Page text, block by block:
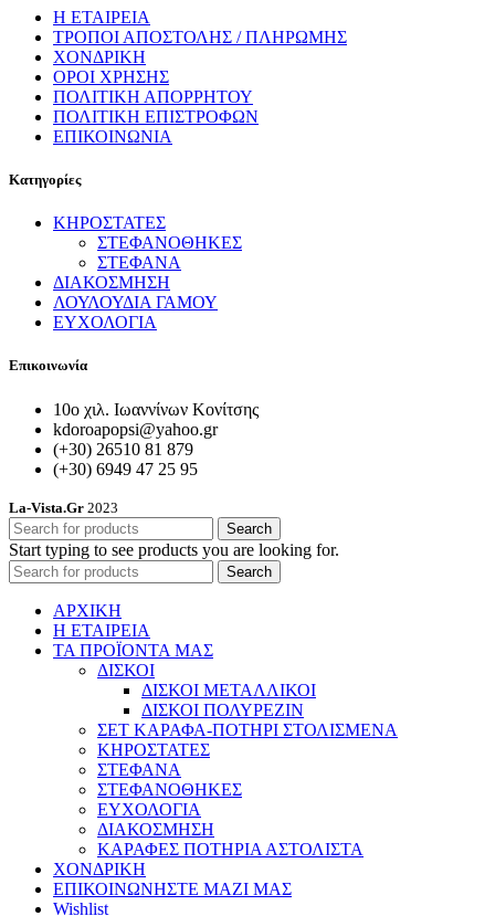
Η ΕΤΑΙΡΕΙΑ
ΤΡΟΠΟΙ ΑΠΟΣΤΟΛΗΣ / ΠΛΗΡΩΜΗΣ
ΧΟΝΔΡΙΚΗ
ΟΡΟΙ ΧΡΗΣΗΣ
ΠΟΛΙΤΙΚΗ ΑΠΟΡΡΗΤΟΥ
ΠΟΛΙΤΙΚΗ ΕΠΙΣΤΡΟΦΩΝ
ΕΠΙΚΟΙΝΩΝΙΑ
Κατηγορίες
ΚΗΡΟΣΤΑΤΕΣ
ΣΤΕΦΑΝΟΘΗΚΕΣ
ΣΤΕΦΑΝΑ
ΔΙΑΚΟΣΜΗΣΗ
ΛΟΥΛΟΥΔΙΑ ΓΑΜΟΥ
ΕΥΧΟΛΟΓΙΑ
Επικοινωνία
10ο χιλ. Ιωαννίνων Κονίτσης
kdoroapopsi@yahoo.gr
(+30) 26510 81 879
(+30) 6949 47 25 95
La-Vista.Gr 2023
Search
Start typing to see products you are looking for.
Search
ΑΡΧΙΚΗ
Η ΕΤΑΙΡΕΙΑ
ΤΑ ΠΡΟΪΟΝΤΑ ΜΑΣ
ΔΙΣΚΟΙ
ΔΙΣΚΟΙ ΜΕΤΑΛΛΙΚΟΙ
ΔΙΣΚΟΙ ΠΟΛΥΡΕΖΙΝ
ΣΕΤ ΚΑΡΑΦΑ-ΠΟΤΗΡΙ ΣΤΟΛΙΣΜΕΝΑ
ΚΗΡΟΣΤΑΤΕΣ
ΣΤΕΦΑΝΑ
ΣΤΕΦΑΝΟΘΗΚΕΣ
ΕΥΧΟΛΟΓΙΑ
ΔΙΑΚΟΣΜΗΣΗ
ΚΑΡΑΦΕΣ ΠΟΤΗΡΙΑ ΑΣΤΟΛΙΣΤΑ
ΧΟΝΔΡΙΚΗ
ΕΠΙΚΟΙΝΩΝΗΣΤΕ ΜΑΖΙ ΜΑΣ
Wishlist